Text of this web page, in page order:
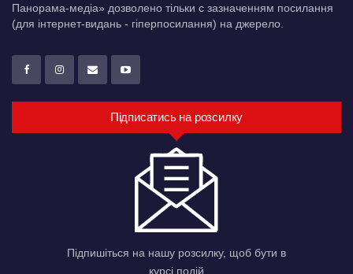
Панорама-медіа» дозволено тільки c зазначенням посилання
(для інтернет-видань - гіперпосилання) на джерело.
Підписатись на розсилку
Підпишіться на нашу розсилку, щоб бути в
курсі подій